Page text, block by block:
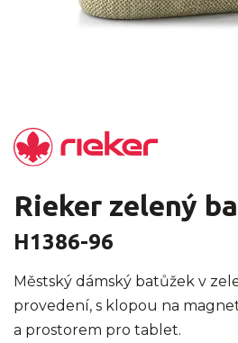
Rieker zelený
H1386-96
Městský dámský batůžek v
provedení, s klopou na
a prostorem pro tablet.